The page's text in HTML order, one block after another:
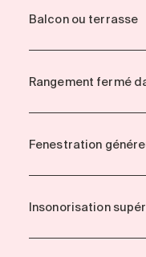
Balcon ou terrasse
Rangement fermé
Fenestration
Insonorisation